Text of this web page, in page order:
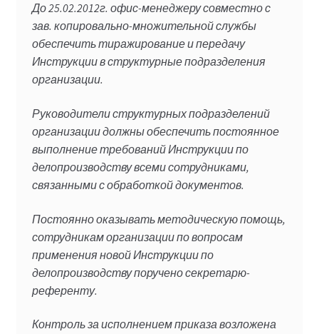
До 25.02.2012г. офис-менеджеру совместно с
зав. копировально-множительной службы
обеспечить тиражирование и передачу
Инструкции в структурные подразделения
организации.
Руководители структурных подразделений
организации должны обеспечить постоянное
выполнение требований Инструкции по
делопроизводству всеми сотрудниками,
связанными с обработкой документов.
Постоянно оказывать методическую помощь,
сотрудникам организации по вопросам
применения новой Инструкции по
делопроизводству поручено секретарю-
референту.
Контроль за исполнением приказа возложена